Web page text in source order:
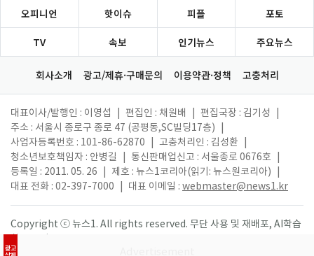
광고
오피니언 핫이슈 피플 포토
TV 속보 인기뉴스 주요뉴스
회사소개 광고/제휴·구매문의 이용약관·정책 고충처리
대표이사/발행인 : 이영섭 편집인 : 채원배 편집국장 : 김기성
주소 : 서울시 종로구 종로 47 (공평동,SC빌딩17층)
사업자등록번호 : 101-86-62870
고충처리인 : 김성환
청소년보호책임자 : 안병길
통신판매업신고 : 서울종로 0676호
등록일 : 2011. 05. 26
제호 : 뉴스1코리아(읽기: 뉴스원코리아)
대표 전화 : 02-397-7000
대표 이메일 : webmaster@news1.kr
Copyright ⓒ 뉴스1. All rights reserved. 무단 사용 및 재배포, AI학습
활용 금지.